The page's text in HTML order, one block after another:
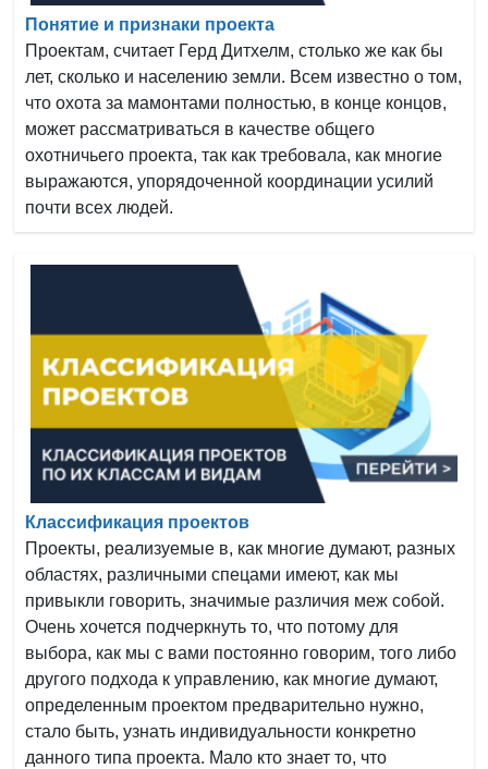
Понятие и признаки проекта
Проектам, считает Герд Дитхелм, столько же как бы
лет, сколько и населению земли. Всем известно о том,
что охота за мамонтами полностью, в конце концов,
может рассматриваться в качестве общего
охотничьего проекта, так как требовала, как многие
выражаются, упорядоченной координации усилий
почти всех людей.
Классификация проектов
Проекты, реализуемые в, как многие думают, разных
областях, различными спецами имеют, как мы
привыкли говорить, значимые различия меж собой.
Очень хочется подчеркнуть то, что потому для
выбора, как мы с вами постоянно говорим, того либо
другого подхода к управлению, как многие думают,
определенным проектом предварительно нужно,
стало быть, узнать индивидуальности конкретно
данного типа проекта. Мало кто знает то, что